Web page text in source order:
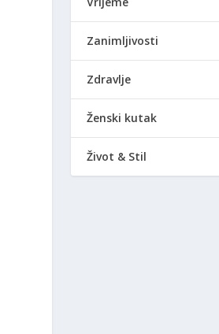
Zanimljivosti
Zdravlje
Ženski kutak
Život & Stil